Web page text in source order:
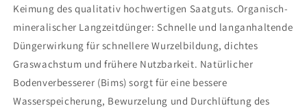
Keimung des qualitativ hochwertigen Saatguts. Organisch-
mineralischer Langzeitdünger: Schnelle und langanhaltende
Düngerwirkung für schnellere Wurzelbildung, dichtes
Graswachstum und frühere Nutzbarkeit. Natürlicher
Bodenverbesserer (Bims) sorgt für eine bessere
Wasserspeicherung, Bewurzelung und Durchlüftung des